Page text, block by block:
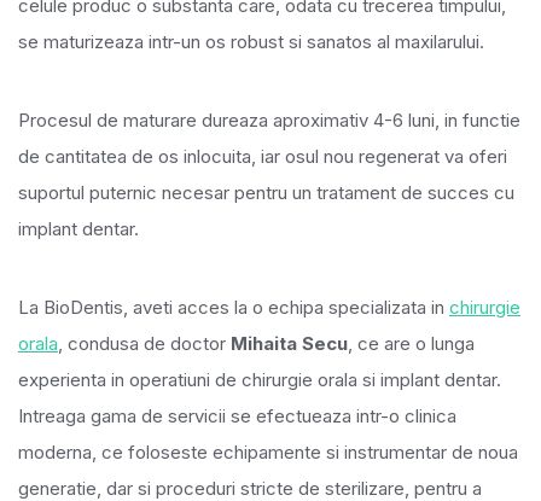
celule produc o substanta care, odata cu trecerea timpului,
se maturizeaza intr-un os robust si sanatos al maxilarului.
Procesul de maturare dureaza aproximativ 4-6 luni, in functie
de cantitatea de os inlocuita, iar osul nou regenerat va oferi
suportul puternic necesar pentru un tratament de succes cu
implant dentar.
La BioDentis, aveti acces la o echipa specializata in chirurgie
orala , condusa de doctor Mihaita Secu , ce are o lunga
experienta in operatiuni de chirurgie orala si implant dentar.
Intreaga gama de servicii se efectueaza intr-o clinica
moderna, ce foloseste echipamente si instrumentar de noua
generatie, dar si proceduri stricte de sterilizare, pentru a